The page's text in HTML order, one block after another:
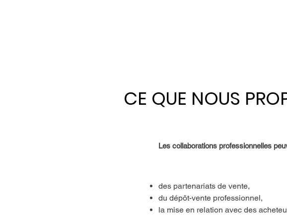
CE QUE NOUS
CE QUE NOUS
Les collaborations professionnelles
des partenariats de vente,
du dépôt-vente professionnel,
la mise en relation avec des